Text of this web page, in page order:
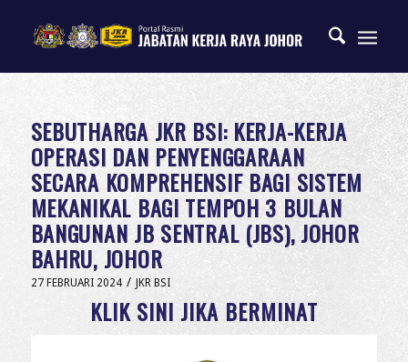
SEBUTHARGA JKR BSI: KERJA-KERJA
OPERASI DAN PENYENGGARAAN
SECARA KOMPREHENSIF BAGI SISTEM
MEKANIKAL BAGI TEMPOH 3 BULAN
BANGUNAN JB SENTRAL (JBS), JOHOR
BAHRU, JOHOR
27 FEBRUARI 2024 / JKR BSI
KLIK SINI JIKA BERMINAT